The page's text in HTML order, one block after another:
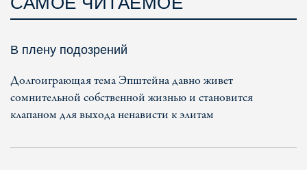
В плену подозрений
Долгоиграющая тема Эпштейна давно живет
сомнительной собственной жизнью и становится
клапаном для выхода ненависти к элитам